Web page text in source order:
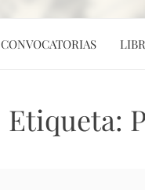
CONVOCATORIAS
Etiqueta: